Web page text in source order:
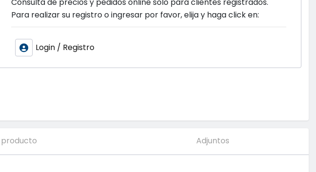
Para realizar su registro o ingresar por favor, elija y haga click en:
Login / Registro
Adjuntos